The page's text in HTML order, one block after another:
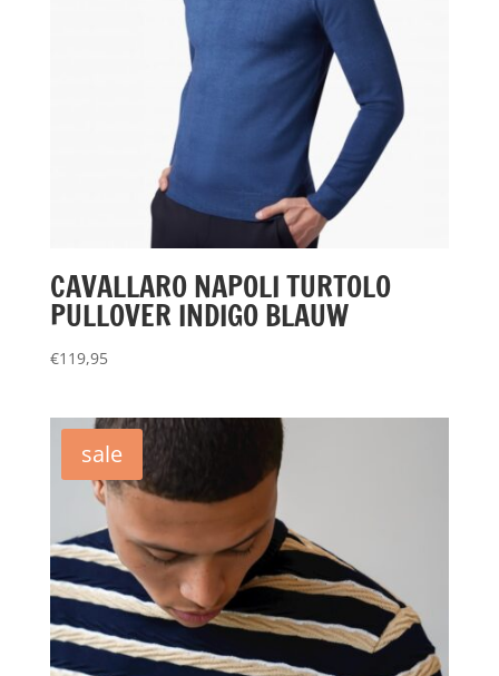
CAVALLARO NAPOLI TURTOLO
PULLOVER INDIGO BLAUW
€119,95
sale